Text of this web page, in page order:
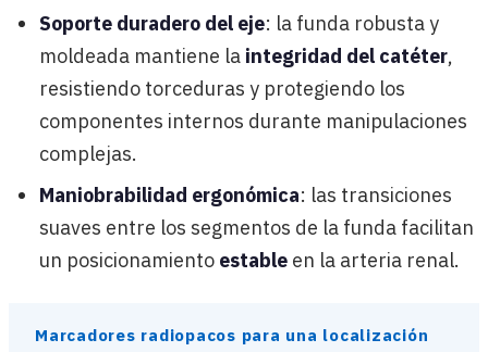
Soporte duradero del eje: la funda robusta y
moldeada mantiene la integridad del catéter,
resistiendo torceduras y protegiendo los
componentes internos durante manipulaciones
complejas.
Maniobrabilidad ergonómica: las transiciones
suaves entre los segmentos de la funda facilitan
un posicionamiento estable en la arteria renal.
Marcadores radiopacos para una localización